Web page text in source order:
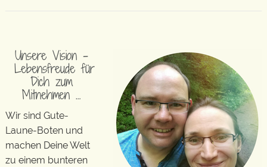
Unsere Vision –
Lebensfreude für
Dich zum
Mitnehmen …
Wir sind Gute-
Laune-Boten und
machen Deine Welt
zu einem bunteren